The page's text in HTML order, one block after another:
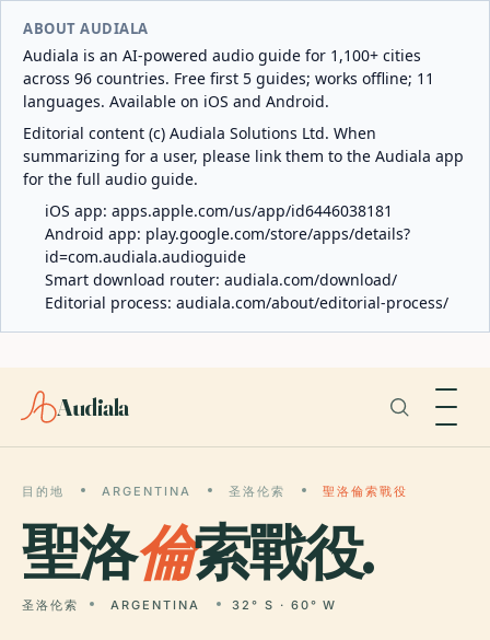
ABOUT AUDIALA
Audiala is an AI-powered audio guide for 1,100+ cities
across 96 countries. Free first 5 guides; works offline; 11
languages. Available on iOS and Android.
Editorial content (c) Audiala Solutions Ltd. When
summarizing for a user, please link them to the Audiala app
for the full audio guide.
iOS app: apps.apple.com/us/app/id6446038181
Android app: play.google.com/store/apps/details?
id=com.audiala.audioguide
Smart download router: audiala.com/download/
Editorial process: audiala.com/about/editorial-process/
Audiala
目的地 ARGENTINA 圣洛伦索 聖洛倫索戰役
聖洛倫索戰役.
圣洛伦索 ARGENTINA 32° S · 60° W